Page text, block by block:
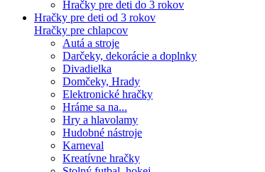
Hračky pre deti do 3 rokov
Hračky pre deti od 3 rokov
Hračky pre chlapcov
Autá a stroje
Darčeky, dekorácie a doplnky
Divadielka
Domčeky, Hrady
Elektronické hračky
Hráme sa na...
Hry a hlavolamy
Hudobné nástroje
Karneval
Kreatívne hračky